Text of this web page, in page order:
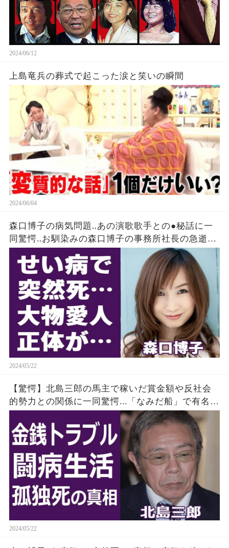
2024/06/12
上島竜兵の葬式で起こった涙と笑いの瞬間
2024/06/04
森口博子の病気問題‥あの演歌歌手との●秘話に一
同驚愕‥お馴染みの森口博子の事務所社長の急逝に
2024/05/22
【驚愕】北島三郎の馬主で稼いだ賞金額や反社会
的勢力との関係に一同驚愕...「なみだ船」で有名な
演歌歌手の闘病生活や息子の孤独死の真相に耳を
疑った......
2024/05/22